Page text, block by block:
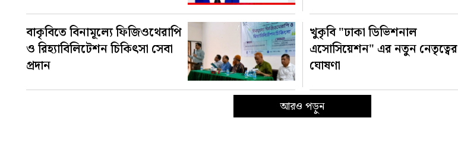
বাকৃবিতে বিনামূল্যে ফিজিওথেরাপি
ও রিহ্যাবিলিটেশন চিকিৎসা সেবা
প্রদান
খুকৃবি "ঢাকা ডিভিশনাল
এসোসিয়েশন" এর নতুন নেতৃত্বের
ঘোষণা
আরও পড়ুন